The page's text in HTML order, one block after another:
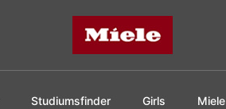
Miele
Studiumsfinder
Girls
Miele